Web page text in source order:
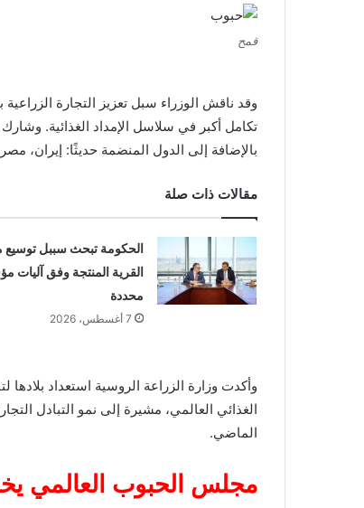
قمح
تكامل أكبر في سلاسل الإمداد الغذائية.
بالإضافة إلى الدول المنضمة حديثًا: إيران، مصر،
مقالات ذات صلة
الحكومة تبحث سببل توسيع
القرية المنتجة وفق آليات
محددة
7 أغسطس، 2026
وأكدت وزارة الزراعة الروسية استعداد
الماضي.
مجلس الحبوب العالمي يخفض